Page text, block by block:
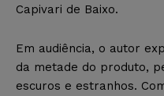
Capivari de Baixo.
Em audiência, o autor
da metade do produto,
escuros e estranhos.